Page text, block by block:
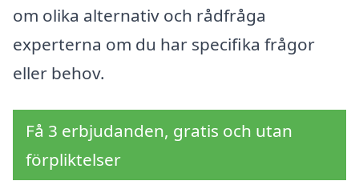
om olika alternativ och rådfråga
experterna om du har specifika frågor
eller behov.
Få 3 erbjudanden, gratis och utan
förpliktelser